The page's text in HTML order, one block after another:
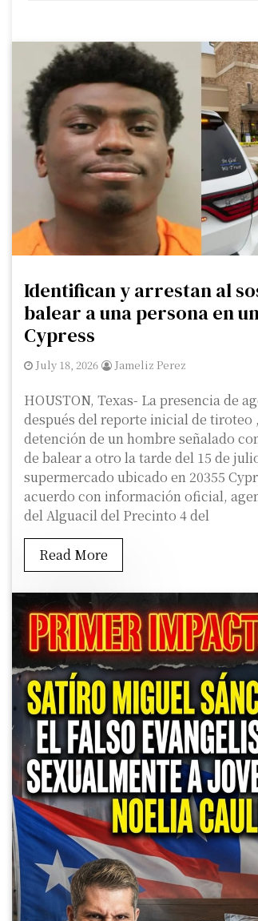
Identifican y arrestan al
balear a una persona en
Cypress
July 18, 2026 Jameliz Perez
HOUSTON, Texas- La presencia de
después del reporte inicial de tiroteo
detención de un hombre señalado
de balear a otro la tarde del 15 de
supermercado ubicado en 20355
acuerdo con información oficial,
del Alguacil del Precinto 4 del
Read More